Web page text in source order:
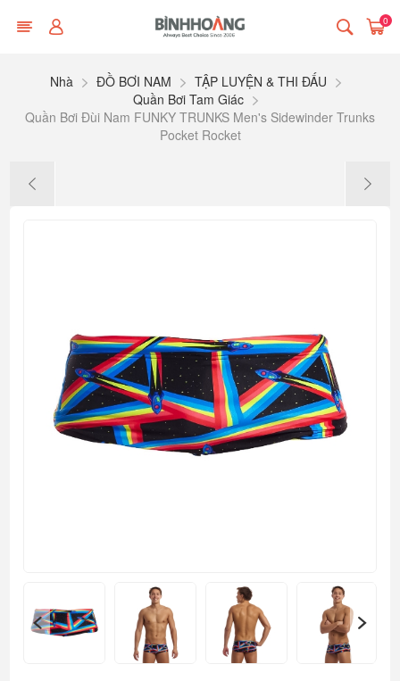
0
Nhà ĐỒ BƠI NAM
TẬP LUYỆN & THI ĐẤU
Quần Bơi Tam Giác
Quần Bơi Đùi Nam FUNKY TRUNKS Men's Sidewinder Trunks
Pocket Rocket